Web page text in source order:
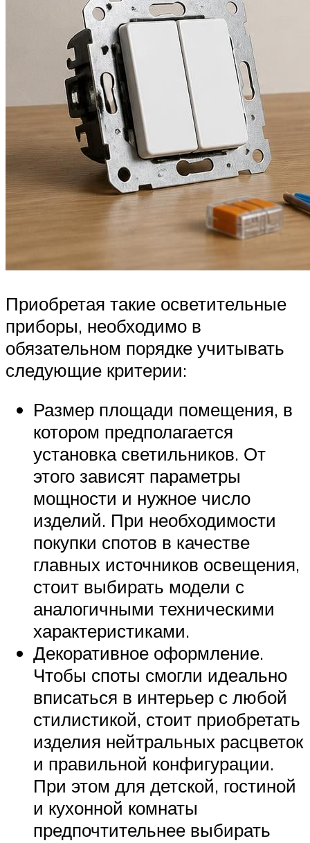
Приобретая такие осветительные
приборы, необходимо в
обязательном порядке учитывать
следующие критерии:
Размер площади помещения, в
котором предполагается
установка светильников. От
этого зависят параметры
мощности и нужное число
изделий. При необходимости
покупки спотов в качестве
главных источников освещения,
стоит выбирать модели с
аналогичными техническими
характеристиками.
Декоративное оформление.
Чтобы споты смогли идеально
вписаться в интерьер с любой
стилистикой, стоит приобретать
изделия нейтральных расцветок
и правильной конфигурации.
При этом для детской, гостиной
и кухонной комнаты
предпочтительнее выбирать